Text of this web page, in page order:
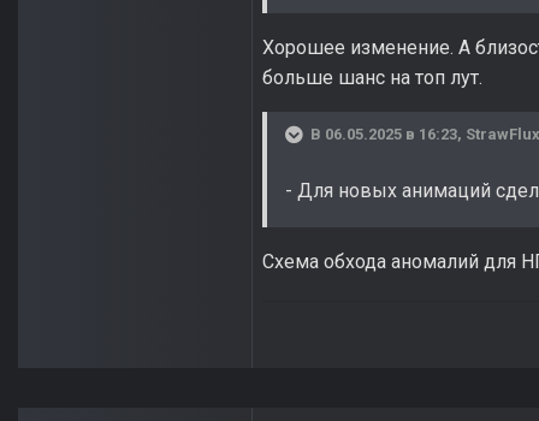
Хорошее изменение. А
больше шанс на топ лут.
В 06.05.2025 в 16:23, StrawFlux
- Для новых анимаций
Схема обхода аномалий для